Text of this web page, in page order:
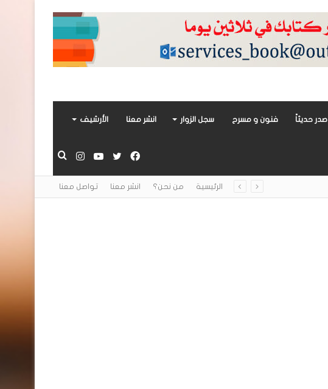
صدر حديثاً فنون و مسرح سجل الزوار انشر معنا الأرشيف
بحث
انستقراميوتيوبتويتر
فيسبوك
الرئيسية من نحن؟ انشر معنا تواصل معنا